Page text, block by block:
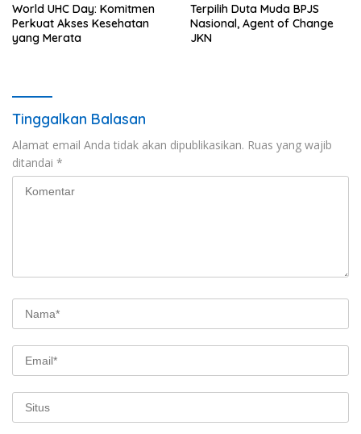
World UHC Day: Komitmen
Perkuat Akses Kesehatan
yang Merata
Terpilih Duta Muda BPJS
Nasional, Agent of Change
JKN
Tinggalkan Balasan
Alamat email Anda tidak akan dipublikasikan. Ruas yang wajib
ditandai *